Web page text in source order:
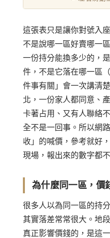
這張表只是讓你對號入
不是說哪一區好賣哪一
一份持分能換多少的，
件，不是它落在哪一區
件事有關」會一次講清
北，一份家人都同意、
卡著占用、又有人聯絡
全不是一回事。所以網
收」的喊價，參考就好
現場，報出來的數字都
為什麼同一區，價
很多人以為同一區的持
其實落差常常很大。地
真正影響價錢的，是這